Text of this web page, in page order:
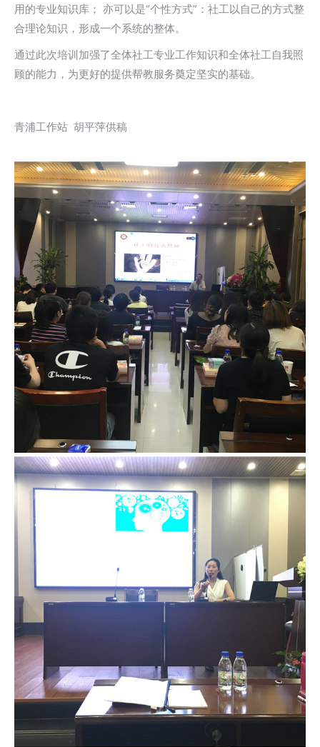
用的专业知识库； 亦可以是“个性方式”：社工以自己的方式整
合理论知识，形成一个系统的整体。
通过此次培训加强了全体社工专业工作知识和全体社工自我照
顾的能力，为更好的提供帮教服务奠定坚实的基础。
青浦工作站 胡平萍供稿